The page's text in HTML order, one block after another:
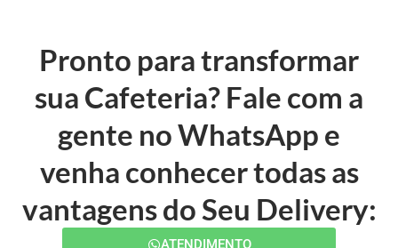
Pronto para transformar
sua Cafeteria? Fale com a
gente no WhatsApp e
venha conhecer todas as
vantagens do Seu Delivery:
ATENDIMENTO